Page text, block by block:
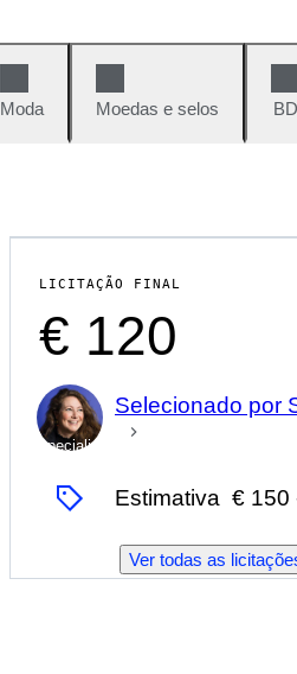
Moda Moedas e selos BD
LICITAÇÃO FINAL
€ 120
Especialista
Selecionado por
Estimativa € 150
Ver todas as